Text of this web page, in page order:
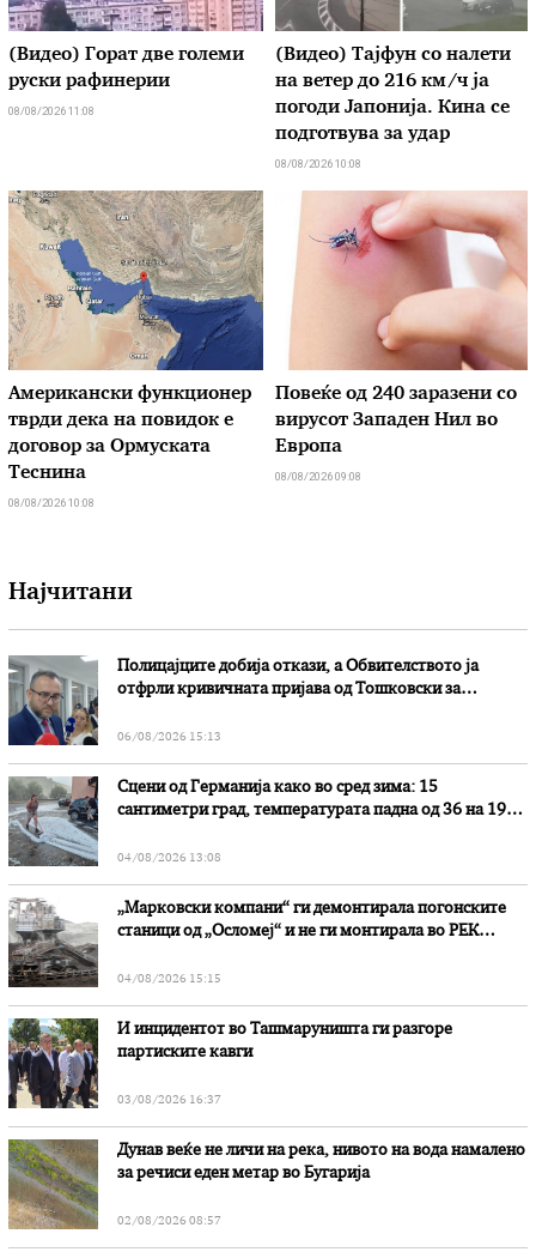
(Видео) Горат две големи
руски рафинерии
08/08/2026 11:08
(Видео) Тајфун со налети
на ветер до 216 км/ч ја
погоди Јапонија. Кина се
подготвува за удар
08/08/2026 10:08
Американски функционер
тврди дека на повидок е
договор за Ормуската
Теснина
08/08/2026 10:08
Повеќе од 240 заразени со
вирусот Западен Нил во
Европа
08/08/2026 09:08
Најчитани
Полицајците добија откази, а Обвителството ја
отфрли кривичната пријава од Тошковски за
06/08/2026 15:13
Сцени од Германија како во сред зима: 15
сантиметри град, температурата падна од 36 на 19
04/08/2026 13:08
„Марковски компани“ ги демонтирала погонските
станици од „Осломеј“ и не ги монтирала во РЕК
04/08/2026 15:15
И инцидентот во Ташмаруништa ги разгоре
партиските кавги
03/08/2026 16:37
Дунав веќе не личи на река, нивото на вода намалено
за речиси еден метар во Бугарија
02/08/2026 08:57